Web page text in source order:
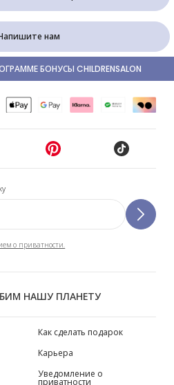
нам
о приватности.
НАШУ ПЛАНЕТУ
БОНУСЫ CHILDRENSALON
Как сделать подарок
Карьера
Уведомление о
приватности